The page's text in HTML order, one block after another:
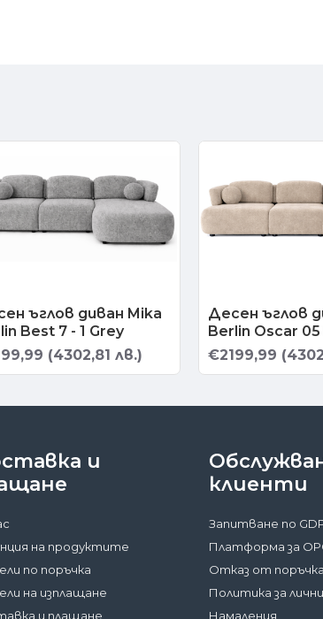
ъглов диван Mika
Best 7 - 1 Grey
(4302,81 лв.)
Десен ъглов
Berlin Oscar
€2199,99
и
на продуктите
по поръчка
на изплащане
и плащане
клиенти
Запитване по
Платформа за
Отказ от поръчка
Политика за
Намаления